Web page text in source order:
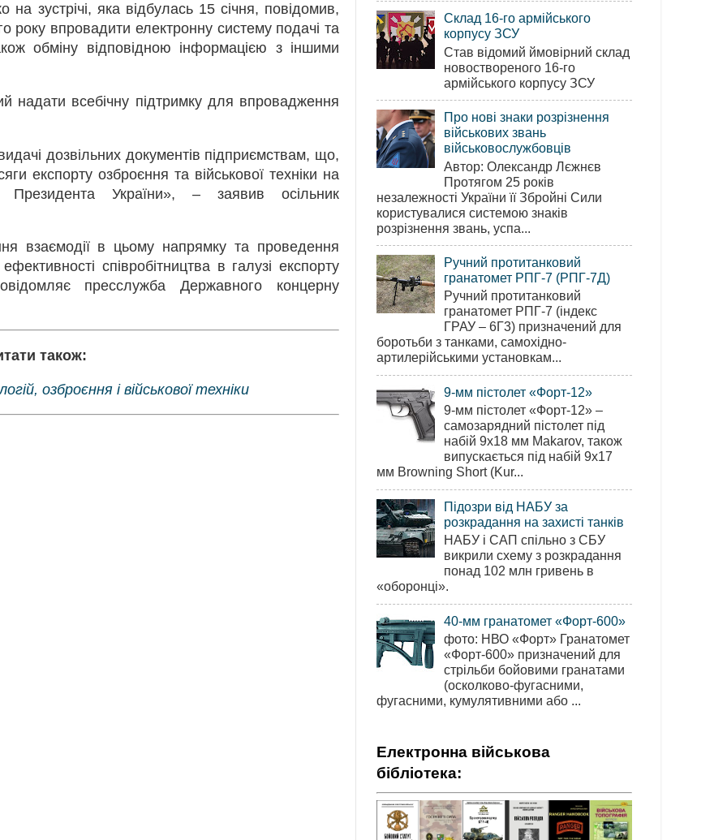
зустрічі, яка відбулась 15 січня, повідомив,
року впровадити електронну систему подачі та
обміну відповідною інформацією з іншими
надати всебічну підтримку для впровадження
дозвільних документів підприємствам, що,
експорту озброєння та військової техніки на
Президента України», – заявив осільник
взаємодії в цьому напрямку та проведення
співробітництва в галузі експорту
пресслужба Державного концерну
також:
озброєння і військової техніки
Склад 16-го армійського
корпусу ЗСУ
Став відомий ймовірний склад
новоствореного 16-го
армійського корпусу ЗСУ
Про нові знаки розрізнення
військових звань
військовослужбовців
Автор: Олександр Лєжнєв
Протягом 25 років
незалежності України її Збройні Сили
користувалися системою знаків
розрізнення звань, успа...
Ручний протитанковий
гранатомет РПГ-7 (РПГ-7Д)
Ручний протитанковий
гранатомет РПГ-7 (індекс
ГРАУ – 6Г3) призначений для
боротьби з танками, самохідно-
артилерійськими установкам...
9-мм пістолет «Форт-12»
9-мм пістолет «Форт-12» –
самозарядний пістолет під
набій 9х18 мм Makarov, також
випускається під набій 9х17
мм Browning Short (Kur...
Підозри від НАБУ за
розкрадання на захисті танків
НАБУ і САП спільно з СБУ
викрили схему з розкрадання
понад 102 млн гривень в
«оборонці».
40-мм гранатомет «Форт-600»
фото: НВО «Форт» Гранатомет
«Форт-600» призначений для
стрільби бойовими гранатами
(осколково-фугасними,
фугасними, кумулятивними або ...
Електронна військова
бібліотека: